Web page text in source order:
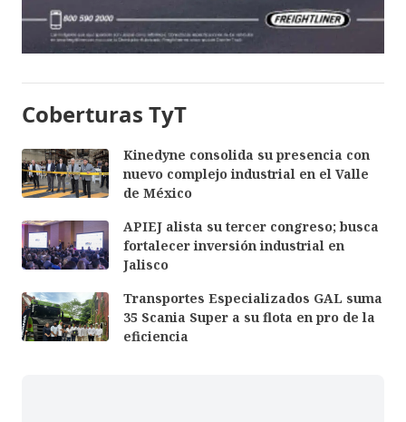
Coberturas TyT
Kinedyne consolida su presencia con
nuevo complejo industrial en el Valle
de México
APIEJ alista su tercer congreso; busca
fortalecer inversión industrial en
Jalisco
Transportes Especializados GAL suma
35 Scania Super a su flota en pro de la
eficiencia